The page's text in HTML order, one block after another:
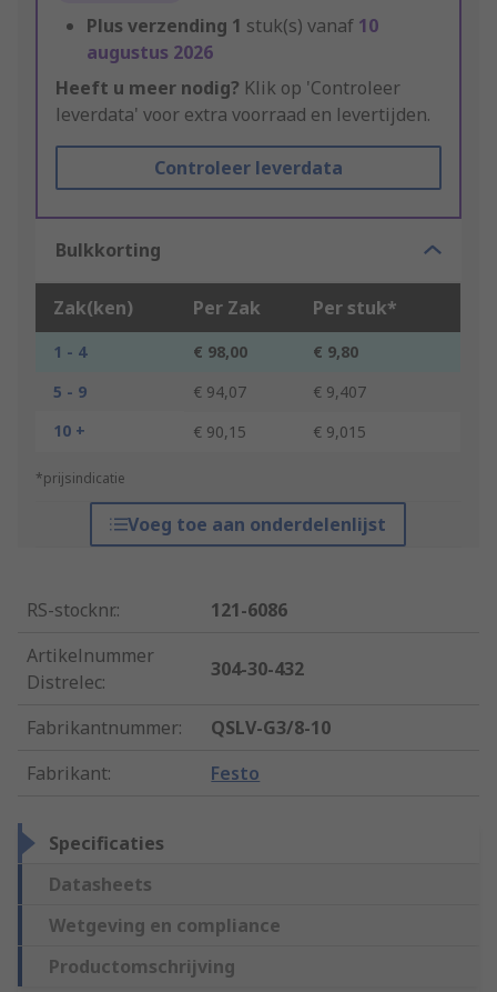
Plus verzending 1 stuk(s) vanaf 10
augustus 2026
Heeft u meer nodig? Klik op 'Controleer
leverdata' voor extra voorraad en levertijden.
Controleer leverdata
Bulkkorting
Zak(ken) Per Zak Per stuk*
1 - 4 € 98,00
€ 9,80
5 - 9
€ 94,07
€ 9,407
10 +
€ 90,15 € 9,015
*prijsindicatie
Voeg toe aan onderdelenlijst
RS-stocknr.:
121-6086
Artikelnummer
Distrelec:
304-30-432
Fabrikantnummer:
QSLV-G3/8-10
Fabrikant: Festo
Specificaties
Datasheets
Wetgeving en compliance
Productomschrijving